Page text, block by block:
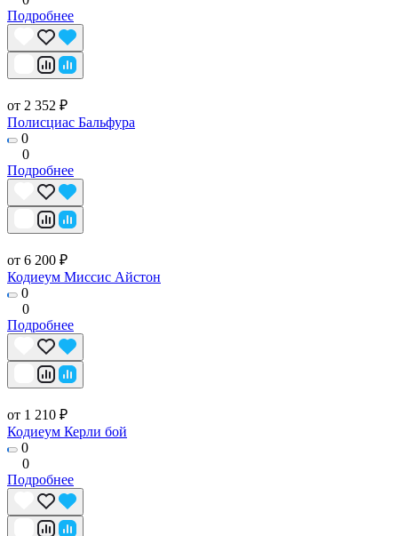
Подробнее
от 2 352 ₽
Полисциас Бальфура
0
0
Подробнее
от 6 200 ₽
Кодиеум Миссис Айстон
0
0
Подробнее
от 1 210 ₽
Кодиеум Керли бой
0
0
Подробнее